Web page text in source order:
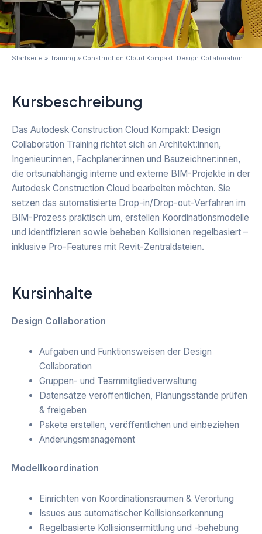
Startseite Training Construction Cloud Kompakt: Design Collaboration
Kursbeschreibung
Das Autodesk Construction Cloud Kompakt: Design
Collaboration Training richtet sich an Architekt:innen,
Ingenieur:innen, Fachplaner:innen und Bauzeichner:innen,
die ortsunabhängig interne und externe BIM-Projekte in der
Autodesk Construction Cloud bearbeiten möchten. Sie
setzen das automatisierte Drop-in/Drop-out-Verfahren im
BIM-Prozess praktisch um, erstellen Koordinationsmodelle
und identifizieren sowie beheben Kollisionen regelbasiert –
inklusive Pro-Features mit Revit-Zentraldateien.
Kursinhalte
Design Collaboration
Aufgaben und Funktionsweisen der Design
Collaboration
Gruppen- und Teammitgliedverwaltung
Datensätze veröffentlichen, Planungsstände prüfen
& freigeben
Pakete erstellen, veröffentlichen und einbeziehen
Änderungsmanagement
Modellkoordination
Einrichten von Koordinationsräumen & Verortung
Issues aus automatischer Kollisionserkennung
Regelbasierte Kollisionsermittlung und -behebung